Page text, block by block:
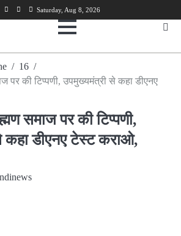
TwitterYoutubeLinkedin
Saturday, Aug 8, 2026
16
पर की टिप्पणी, उपमुख्यमंत्री से कहा डीएनए
समाज पर की टिप्पणी,
डीएनए टेस्ट कराओ,